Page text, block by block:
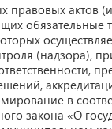
правовых актов
обязательные
(надзора),
в
закона «О